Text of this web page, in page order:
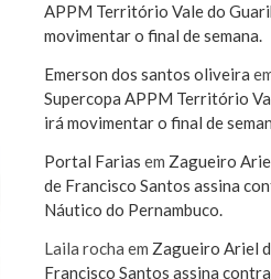
APPM Território Vale do
movimentar o final de semana.
Emerson dos santos oliveira
Supercopa APPM Território
irá movimentar o final de
Portal Farias em Zagueiro
de Francisco Santos assina
Náutico do Pernambuco.
Laila rocha em Zagueiro Ariel
Francisco Santos assina